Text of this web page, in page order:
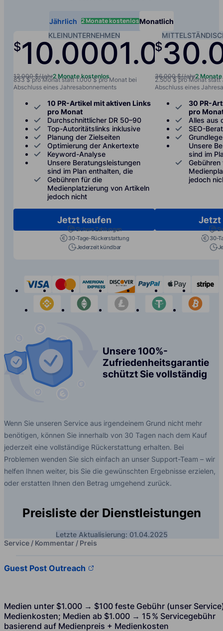
Jährlich 2 Monate kostenlosMonatlich
KLEINUNTERNEHMEN
$10.0001.000/
12.000 $/Jahr2 Monate kostenlos
833 $ pro Monat statt 1.000 $ pro Monat bei
Abschluss eines Jahresabonnements
10 PR-Artikel mit aktiven Links
pro Monat
Durchschnittlicher DR 50–90
Top-Autoritätslinks inklusive
Planung der Zielseiten
Optimierung der Ankertexte
Keyword-Analyse
Unsere Beratungsleistungen
sind im Plan enthalten, die
Gebühren für die
Medienplatzierung von Artikeln
jedoch nicht
Jetzt kaufen
Sichere Zahlungen
30-Tage-Rückerstattung
Jederzeit kündbar
$
36.000 $/Jahr2
2.500 $ pro Monat
Abschluss eines
30 PR-
pro
Alles aus
SEO-
Unsere
sind im
jedoch
Jetzt
30-
visa mastercardamerican-express
discover paypal apple-
binance
etherium litecoin tether
Unsere 100%-
Zufriedenheitsgarantie
schützt Sie vollständig
Wenn Sie unseren Service aus irgendeinem Grund nicht mehr
benötigen, können Sie innerhalb von 30 Tagen nach dem Kauf
jederzeit eine vollständige Rückerstattung erhalten. Bei
Problemen wenden Sie sich einfach an unser Support-Team – wir
helfen Ihnen weiter, bis Sie die gewünschten Ergebnisse erzielen,
oder erstatten Ihnen den Betrag umgehend zurück.
Preisliste der Dienstleistungen
Letzte Aktualisierung: 01.04.2025
Service / Kommentar / Preis
Guest Post Outreach
Medien unter $1.000 → $100 feste Gebühr (unser
Medienkosten; Medien ab $1.000 → 15 % Servicegebühr
basierend auf Medienpreis + Medienkosten